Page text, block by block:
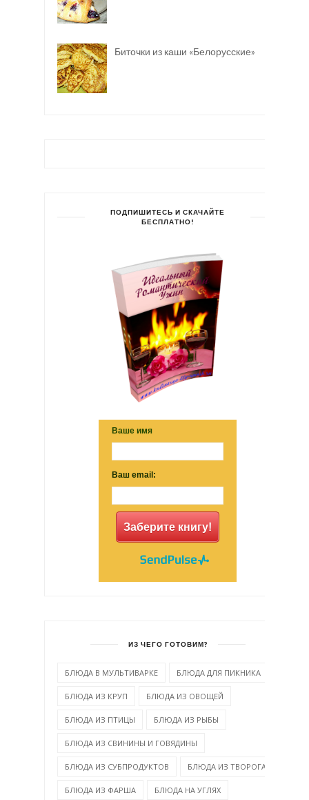
Биточки из каши «Белорусские»
ПОДПИШИТЕСЬ И СКАЧАЙТЕ
БЕСПЛАТНО!
Ваше имя
Ваш email:
Заберите книгу!
ИЗ ЧЕГО ГОТОВИМ?
БЛЮДА В МУЛЬТИВАРКЕ БЛЮДА ДЛЯ ПИКНИКА
БЛЮДА ИЗ КРУП БЛЮДА ИЗ ОВОЩЕЙ
БЛЮДА ИЗ ПТИЦЫ БЛЮДА ИЗ РЫБЫ
БЛЮДА ИЗ СВИНИНЫ И ГОВЯДИНЫ
БЛЮДА ИЗ СУБПРОДУКТОВ БЛЮДА ИЗ ТВОРОГА
БЛЮДА ИЗ ФАРША БЛЮДА НА УГЛЯХ